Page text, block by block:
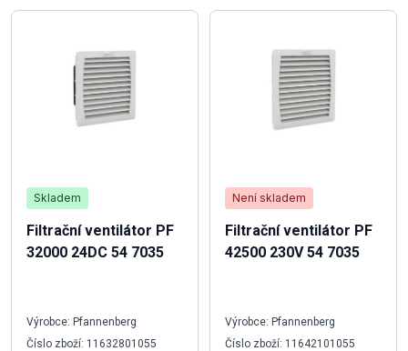
Skladem
Filtrační ventilátor PF
32000 24DC 54 7035
Výrobce: Pfannenberg
Číslo zboží: 11632801055
Není skladem
Filtrační ventilátor PF
42500 230V 54 7035
Výrobce: Pfannenberg
Číslo zboží: 11642101055